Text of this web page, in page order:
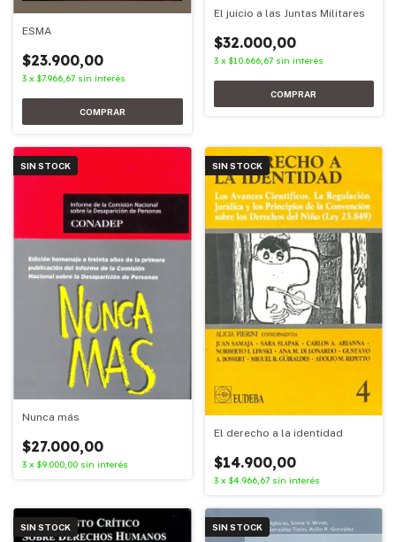
ESMA
$23.900,00
3 x $7.966,67 sin interés
El juicio a las Juntas Militares
$32.000,00
3 x $10.666,67 sin interés
SIN STOCK
Nunca más
$27.000,00
3 x $9.000,00 sin interés
SIN STOCK
El derecho a la identidad
$14.900,00
3 x $4.966,67 sin interés
SIN STOCK SIN STOCK